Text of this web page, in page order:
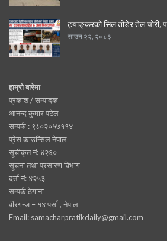
ट्याङ्करको सिल तोडेर तेल चोरी,
साउन २२, २०८३
हाम्रो बारेमा
प्रकाश / सम्पादक
आनन्द कुमार पटेल
सम्पर्क : ९८०२०५७११४
प्रेस काउन्सिल नेपाल
सूचीकृत नं: ४२६०
सूचना तथा प्रसारण विभाग
दर्ता नं: ४२५३
सम्पर्क ठेगाना
वीरगन्ज – १४ पर्सा , नेपाल
Email: samacharpratikdaily@gmail.com